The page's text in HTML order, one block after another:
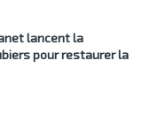
lancent la
pour restaurer la